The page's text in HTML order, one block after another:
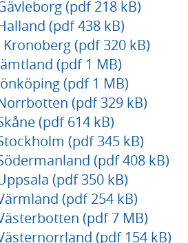
(pdf 218 kB)
(pdf 438 kB)
(pdf 320 kB)
(pdf 1 MB)
(pdf 1 MB)
(pdf 329 kB)
(pdf 614 kB)
(pdf 345 kB)
(pdf 408 kB)
(pdf 350 kB)
(pdf 254 kB)
(pdf 7 MB)
(pdf 154 kB)